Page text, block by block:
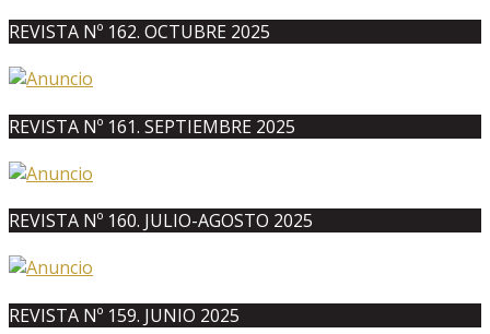
REVISTA Nº 162. OCTUBRE 2025
REVISTA Nº 161. SEPTIEMBRE 2025
REVISTA Nº 160. JULIO-AGOSTO 2025
REVISTA Nº 159. JUNIO 2025